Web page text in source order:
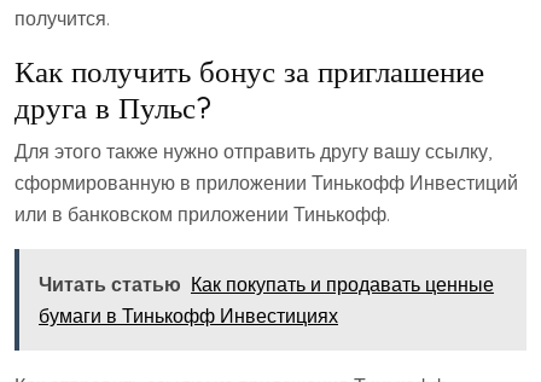
получится.
Как получить бонус за приглашение
друга в Пульс?
Для этого также нужно отправить другу вашу ссылку,
сформированную в приложении Тинькофф Инвестиций
или в банковском приложении Тинькофф.
Читать статью Как покупать и продавать ценные
бумаги в Тинькофф Инвестициях